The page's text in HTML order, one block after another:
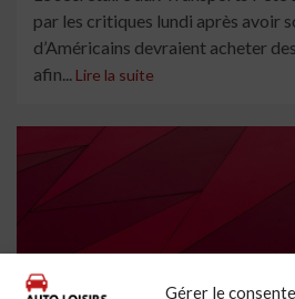
Gérer le
par les critiques lundi après avoir
d’Américains devraient acheter
afin... Lire la suite
6 min read